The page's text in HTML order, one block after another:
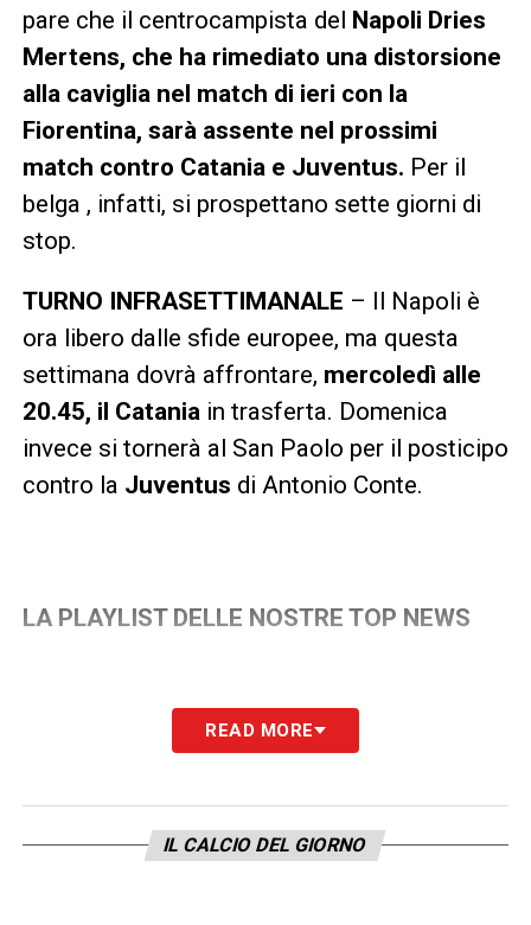
pare che il centrocampista del
Napoli Dries
Mertens, che ha rimediato una distorsione
alla caviglia nel match di ieri con la
Fiorentina, sarà assente nel prossimi
match contro Catania e Juventus. Per il
belga , infatti, si prospettano sette giorni di
stop.
TURNO INFRASETTIMANALE – Il Napoli è
ora libero dalle sfide europee, ma questa
settimana dovrà affrontare, mercoledì alle
20.45, il Cataniain trasferta. Domenica
invece si tornerà al San Paolo per il posticipo
contro la Juventus di Antonio Conte.
LA PLAYLIST DELLE NOSTRE TOP NEWS
READ MORE
IL CALCIO DEL GIORNO